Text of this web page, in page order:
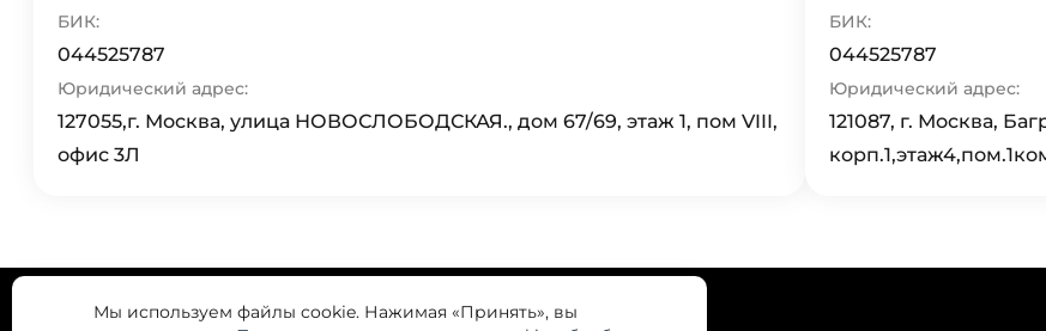
БИК:
044525787
Юридический адрес:
127055,г. Москва, улица НОВОСЛОБОДСКАЯ., дом 67/69, этаж 1, пом VIII,
офис 3Л
БИК:
044525787
Юридический адрес:
121087, г. Москва,
Мы используем файлы cookie. Нажимая «Принять», вы